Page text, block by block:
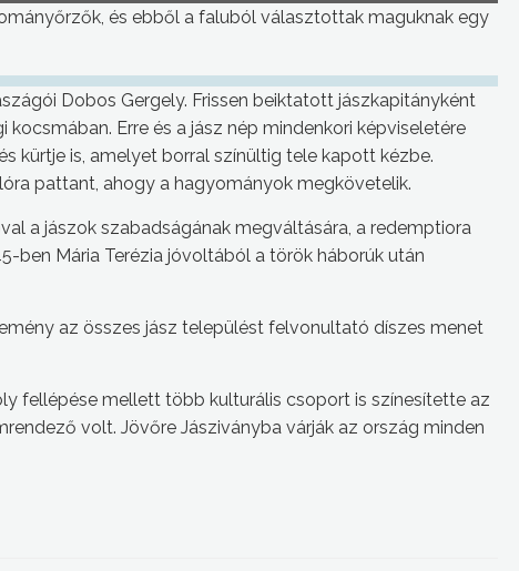
és ebből a faluból választottak maguknak egy
Dobos Gergely. Frissen beiktatott jászkapitányként
Erre és a jász nép mindenkori képviseletére
kürtje is, amelyet borral színültig tele kapott kézbe.
pattant, ahogy a hagyományok megkövetelik.
a jászok szabadságának megváltására, a redemptiora
ben Mária Terézia jóvoltából a török háborúk után
az összes jász települést felvonultató díszes menet
fellépése mellett több kulturális csoport is színesítette az
volt. Jövőre Jásziványba várják az ország minden